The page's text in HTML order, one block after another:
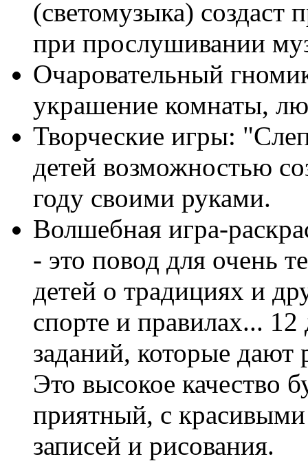
(светомузыка) создаст
при прослушивании
Очаровательный
украшение комнаты,
Творческие игры:
детей возможностью
году своими руками.
Волшебная игра-
- это повод для очень
детей о традициях и
спорте и правилах...
заданий, которые дают
Это высокое качество
приятный, с
записей и рисования.